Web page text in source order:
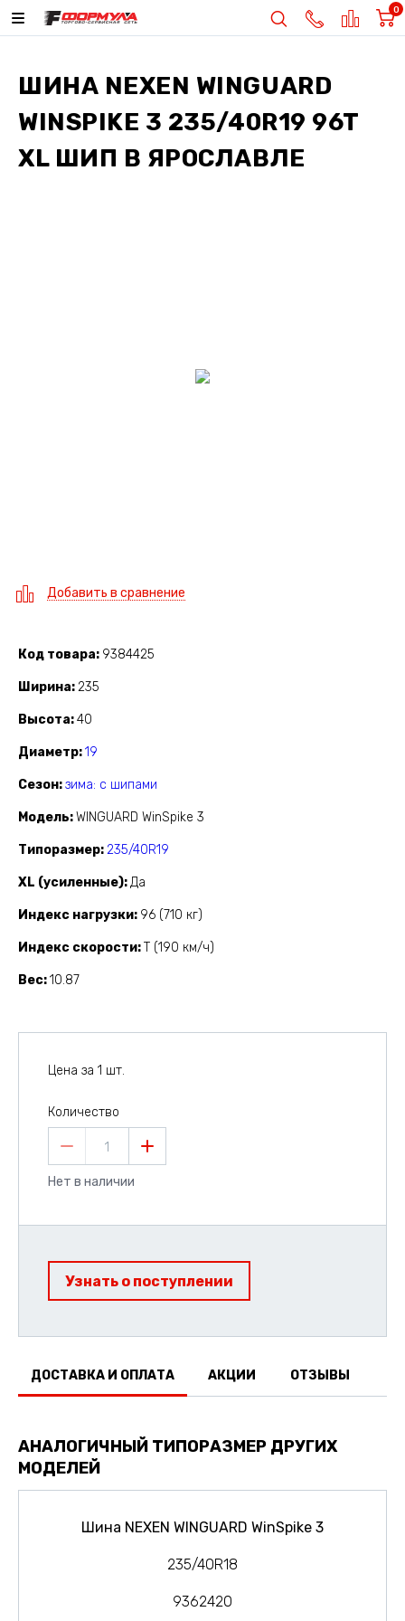
0
ШИНА NEXEN WINGUARD
WINSPIKE 3 235/40R19 96T
XL ШИП В ЯРОСЛАВЛЕ
Добавить в сравнение
Код товара 9384425
Ширина 235
Высота 40
Диаметр 19
Сезон зима: с шипами
Модель WINGUARD WinSpike 3
Типоразмер 235/40R19
XL (усиленные) Да
Индекс нагрузки 96 (710 кг)
Индекс скорости T (190 км/ч)
Вес 10.87
Цена за 1 шт.
Количество
1
Нет в наличии
Узнать о поступлении
ДОСТАВКА И ОПЛАТА АКЦИИ ОТЗЫВЫ
АНАЛОГИЧНЫЙ ТИПОРАЗМЕР ДРУГИХ
МОДЕЛЕЙ
Шина NEXEN WINGUARD WinSpike 3
235/40R18
9362420